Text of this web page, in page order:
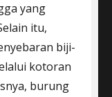
yang
itu,
biji-
kotoran
burung